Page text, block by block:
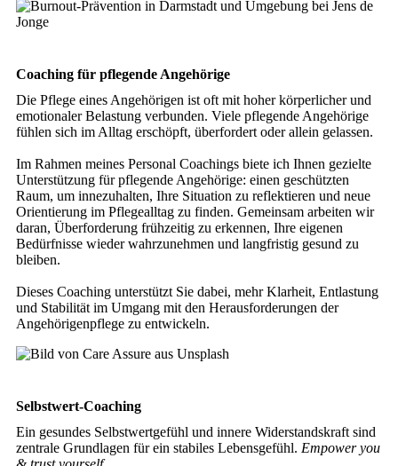
Coaching für pflegende Angehörige
Die Pflege eines Angehörigen ist oft mit hoher körperlicher und
emotionaler Belastung verbunden. Viele pflegende Angehörige
fühlen sich im Alltag erschöpft, überfordert oder allein gelassen.
Im Rahmen meines Personal Coachings biete ich Ihnen gezielte
Unterstützung für pflegende Angehörige: einen geschützten
Raum, um innezuhalten, Ihre Situation zu reflektieren und neue
Orientierung im Pflegealltag zu finden. Gemeinsam arbeiten wir
daran, Überforderung frühzeitig zu erkennen, Ihre eigenen
Bedürfnisse wieder wahrzunehmen und langfristig gesund zu
bleiben.
Dieses Coaching unterstützt Sie dabei, mehr Klarheit, Entlastung
und Stabilität im Umgang mit den Herausforderungen der
Angehörigenpflege zu entwickeln.
Selbstwert-Coaching
Ein gesundes Selbstwertgefühl und innere Widerstandskraft sind
zentrale Grundlagen für ein stabiles Lebensgefühl. Empower you